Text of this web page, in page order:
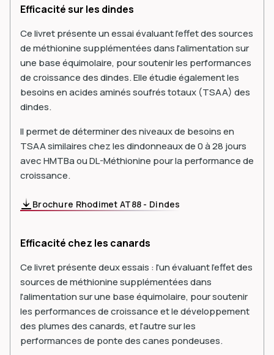
Efficacité sur les dindes
Ce livret présente un essai évaluant l'effet des sources
de méthionine supplémentées dans l'alimentation sur
une base équimolaire, pour soutenir les performances
de croissance des dindes. Elle étudie également les
besoins en acides aminés soufrés totaux (TSAA) des
dindes.
Il permet de déterminer des niveaux de besoins en
TSAA similaires chez les dindonneaux de 0 à 28 jours
avec HMTBa ou DL-Méthionine pour la performance de
croissance.
Brochure Rhodimet AT88 - Dindes
Efficacité chez les canards
Ce livret présente deux essais : l'un évaluant l'effet des
sources de méthionine supplémentées dans
l'alimentation sur une base équimolaire, pour soutenir
les performances de croissance et le développement
des plumes des canards, et l'autre sur les
performances de ponte des canes pondeuses.